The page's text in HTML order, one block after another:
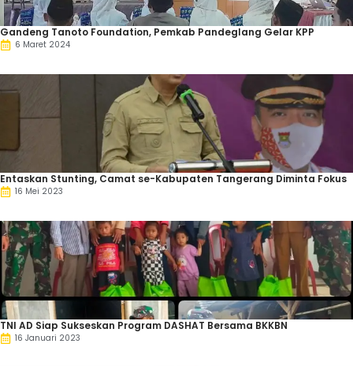
Gandeng Tanoto Foundation, Pemkab Pandeglang Gelar KPP
6 Maret 2024
Entaskan Stunting, Camat se-Kabupaten Tangerang Diminta Fokus
16 Mei 2023
TNI AD Siap Sukseskan Program DASHAT Bersama BKKBN
16 Januari 2023